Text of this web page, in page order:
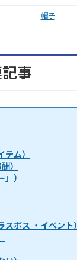
帽子
事
ム）
）
）
ボス ・イベント）